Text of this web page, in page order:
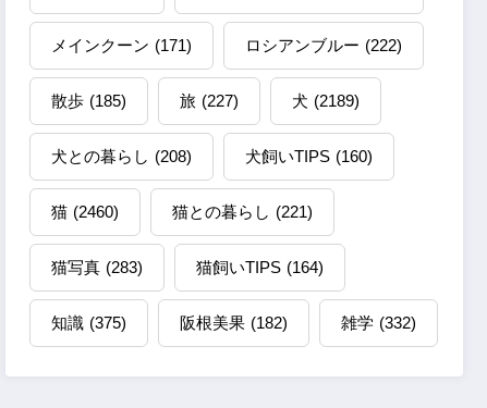
メインクーン (171) ロシアンブルー (222)
散歩 (185) 旅 (227) 犬 (2189)
犬との暮らし (208) 犬飼いTIPS (160)
猫 (2460) 猫との暮らし (221)
猫写真 (283) 猫飼いTIPS (164)
知識 (375) 阪根美果 (182) 雑学 (332)